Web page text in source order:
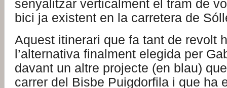
senyalitzar verticalment el tram de
bici ja existent en la carretera de
Aquest itinerari que fa tant de revolt
l’alternativa finalment elegida per
davant un altre projecte (en blau)
carrer del Bisbe Puigdorfila i que ha